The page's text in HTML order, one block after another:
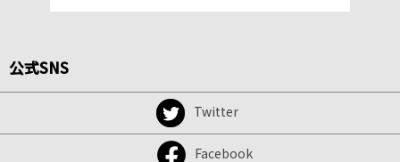
公式SNS
Twitter
Facebook